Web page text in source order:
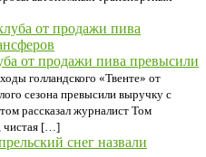
от продажи пива превысили
голландского «Твенте» от
сезона превысили выручку с
рассказал журналист Том
чистая […]